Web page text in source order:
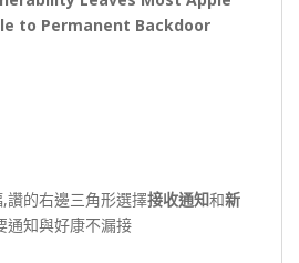
to Permanent Backdoor
,讚的右邊三角形選擇接收通知和新
通知與好康不漏接